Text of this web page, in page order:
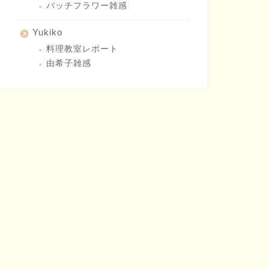
バッチフラワー雑感
Yukiko
料理教室レポート
由希子雑感